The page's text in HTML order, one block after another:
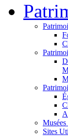
Patri
Sites